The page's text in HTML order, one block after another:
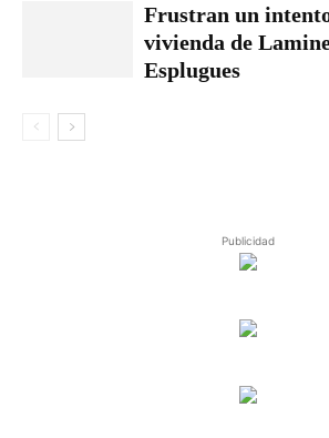
Frustran un
vivienda de
Esplugues
Publicidad